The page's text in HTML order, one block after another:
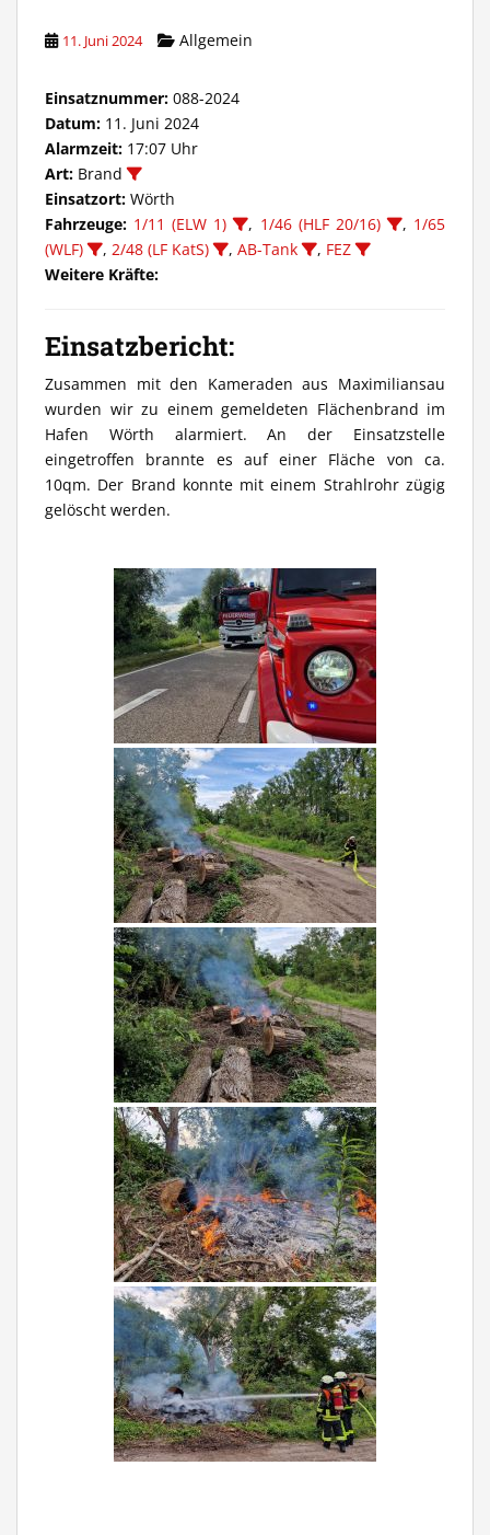
11. Juni 2024 Allgemein
Einsatznummer: 088-2024
Datum: 11. Juni 2024
Alarmzeit: 17:07 Uhr
Art: Brand
Einsatzort: Wörth
Fahrzeuge: 1/11 (ELW 1) , 1/46 (HLF 20/16) , 1/65
(WLF)
, 2/48 (LF KatS) , AB-Tank , FEZ
Weitere Kräfte:
Einsatzbericht:
Zusammen mit den Kameraden aus Maximiliansau
wurden wir zu einem gemeldeten Flächenbrand im
Hafen Wörth alarmiert. An der Einsatzstelle
eingetroffen brannte es auf einer Fläche von ca.
10qm. Der Brand konnte mit einem Strahlrohr zügig
gelöscht werden.